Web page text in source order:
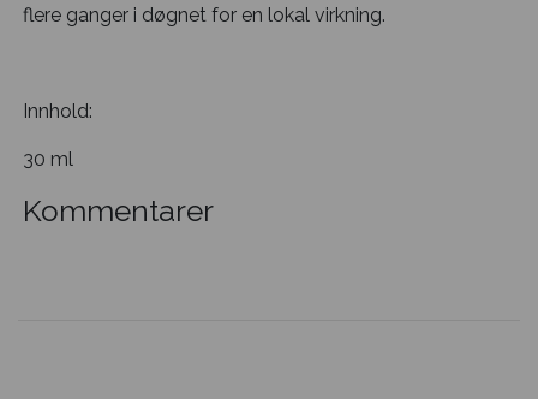
flere ganger i døgnet for en lokal virkning.
Innhold:
30 ml
Kommentarer